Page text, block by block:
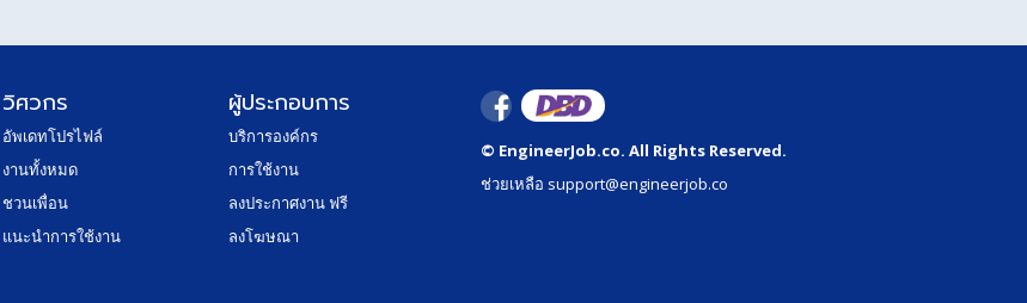
วิศวกร
อัพเดทโปรไฟล์
งานทั้งหมด
ชวนเพื่อน
แนะนำการใช้งาน
ผู้ประกอบการ
บริการองค์กร
การใช้งาน
ลงประกาศงาน ฟรี
ลงโฆษณา
© EngineerJob.co. All Rights Reserved.
ช่วยเหลือ support@engineerjob.co